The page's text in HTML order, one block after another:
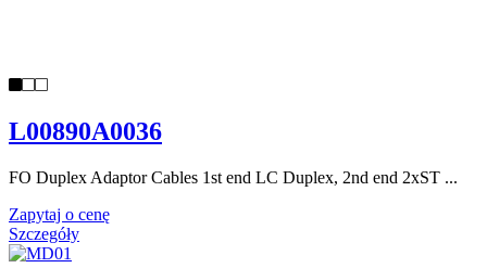
L00890A0036
FO Duplex Adaptor Cables 1st end LC Duplex, 2nd end 2xST ...
Zapytaj o cenę
Szczegóły